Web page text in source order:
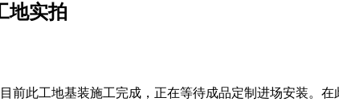
地实拍
前此工地基装施工完成，正在等待成品定制进场安装。